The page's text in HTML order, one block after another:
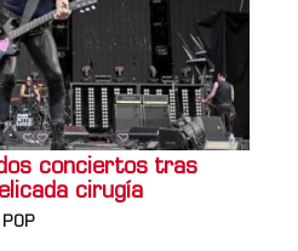
conciertos tras
cirugía
POP